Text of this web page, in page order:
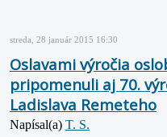
streda, 28 január 2015 16:30
Oslavami výročia
pripomenuli aj 70.
Ladislava Remeteho
Napísal(a) T. S.